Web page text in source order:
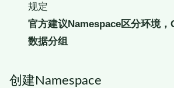
规定
官方建议Namespace区分环境
数据分组
创建Namespace